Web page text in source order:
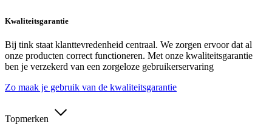
Kwaliteitsgarantie
Bij tink staat klanttevredenheid centraal. We zorgen ervoor dat al
onze producten correct functioneren. Met onze kwaliteitsgarantie
ben je verzekerd van een zorgeloze gebruikerservaring
Zo maak je gebruik van de kwaliteitsgarantie
Topmerken